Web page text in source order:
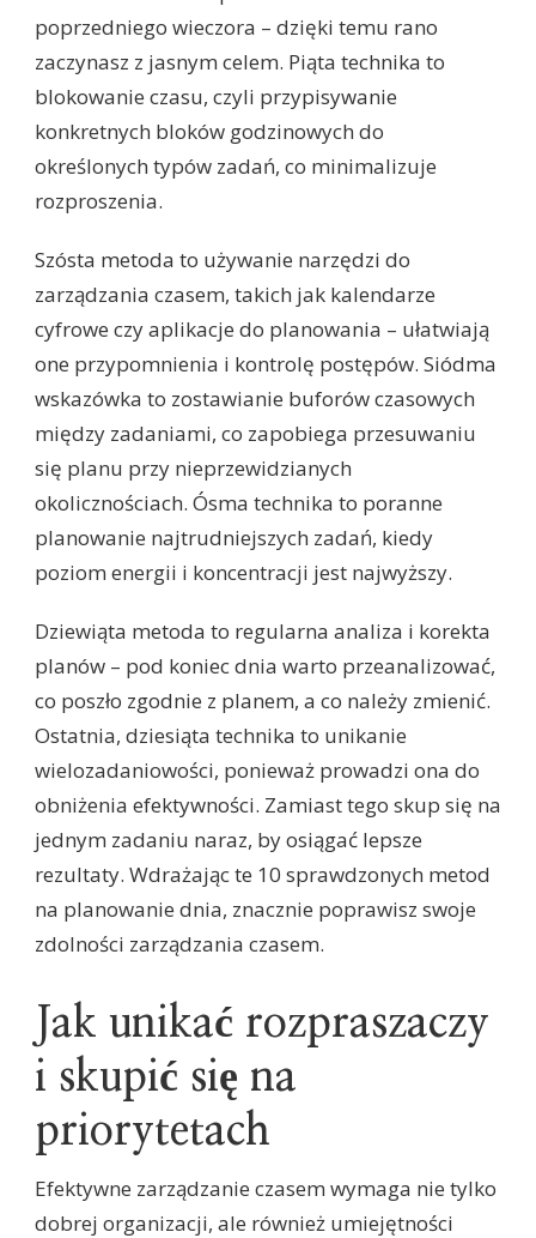
poprzedniego wieczora – dzięki temu rano
zaczynasz z jasnym celem. Piąta technika to
blokowanie czasu, czyli przypisywanie
konkretnych bloków godzinowych do
określonych typów zadań, co minimalizuje
rozproszenia.
Szósta metoda to używanie narzędzi do
zarządzania czasem, takich jak kalendarze
cyfrowe czy aplikacje do planowania – ułatwiają
one przypomnienia i kontrolę postępów. Siódma
wskazówka to zostawianie buforów czasowych
między zadaniami, co zapobiega przesuwaniu
się planu przy nieprzewidzianych
okolicznościach. Ósma technika to poranne
planowanie najtrudniejszych zadań, kiedy
poziom energii i koncentracji jest najwyższy.
Dziewiąta metoda to regularna analiza i korekta
planów – pod koniec dnia warto przeanalizować,
co poszło zgodnie z planem, a co należy zmienić.
Ostatnia, dziesiąta technika to unikanie
wielozadaniowości, ponieważ prowadzi ona do
obniżenia efektywności. Zamiast tego skup się na
jednym zadaniu naraz, by osiągać lepsze
rezultaty. Wdrażając te 10 sprawdzonych metod
na planowanie dnia, znacznie poprawisz swoje
zdolności zarządzania czasem.
Jak unikać rozpraszaczy
i skupić się na
priorytetach
Efektywne zarządzanie czasem wymaga nie tylko
dobrej organizacji, ale również umiejętności